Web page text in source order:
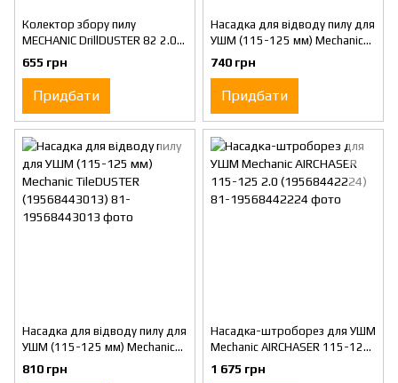
Колектор збору пилу
MECHANIC DrillDUSTER 82 2.0
(19568442027)
655 грн
Придбати
Насадка для відводу пилу для
УШМ (115-125 мм) Mechanic
AirDUSTER 2.0 (19568442013)
740 грн
Придбати
Насадка для відводу пилу для
УШМ (115-125 мм) Mechanic
TileDUSTER (19568443013)
810 грн
Насадка-штроборез для УШМ
Mechanic AIRCHASER 115-125
2.0 (19568442224)
1 675 грн